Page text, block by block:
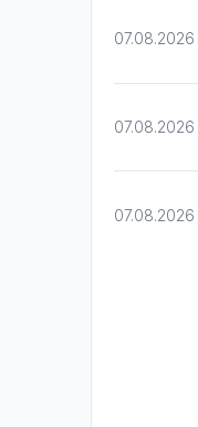
07.08.2026
07.08.2026
07.08.2026